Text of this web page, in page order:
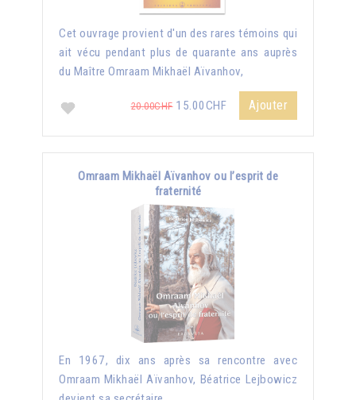
Cet ouvrage provient d'un des rares témoins qui
ait vécu pendant plus de quarante ans auprès
du Maître Omraam Mikhaël Aïvanhov,
20.00CHF15.00CHF Ajouter
Omraam Mikhaël Aïvanhov ou l’esprit de
fraternité
En 1967, dix ans après sa rencontre avec
Omraam Mikhaël Aïvanhov, Béatrice Lejbowicz